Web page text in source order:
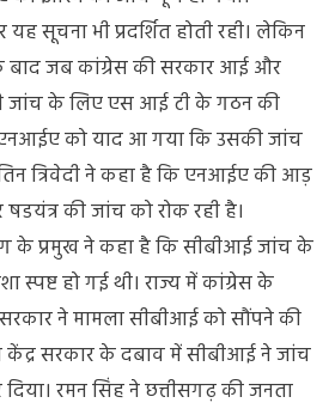
सूचना भी प्रदर्शित होती रही। लेकिन
बाद जब कांग्रेस की सरकार आई और
जांच के लिए एस आई टी के गठन की
को याद आ गया कि उसकी जांच
त्रिवेदी ने कहा है कि एनआईए की आड़
की जांच को रोक रही है।
के प्रमुख ने कहा है कि सीबीआई जांच के
स्पष्ट हो गई थी। राज्य में कांग्रेस के
ने मामला सीबीआई को सौंपने की
सरकार के दबाव में सीबीआई ने जांच
रमन सिंह ने छत्तीसगढ़ की जनता